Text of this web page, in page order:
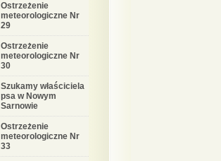
Ostrzeżenie
meteorologiczne Nr
29
Ostrzeżenie
meteorologiczne Nr
30
Szukamy właściciela
psa w Nowym
Sarnowie
Ostrzeżenie
meteorologiczne Nr
33